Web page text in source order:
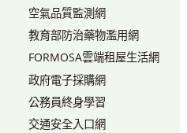
空氣品質監測網
教育部防治藥物濫用網
FORMOSA雲端租屋生活網
政府電子採購網
公務員終身學習
交通安全入口網